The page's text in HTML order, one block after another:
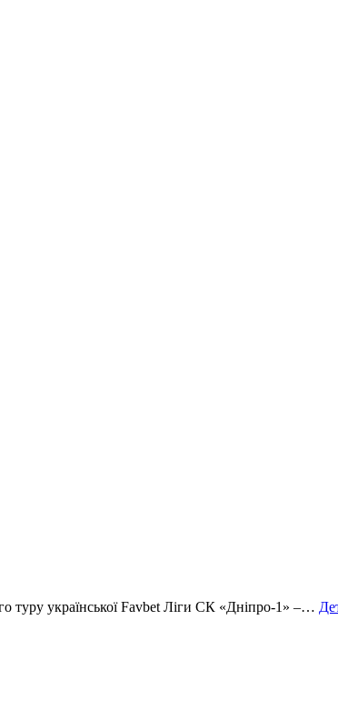
туру української Favbet Ліги СК «Дніпро-1» –…